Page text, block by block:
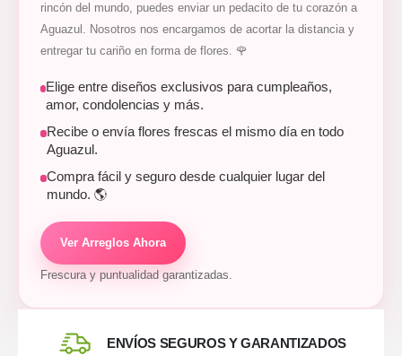
rincón del mundo, puedes enviar un pedacito de tu corazón a
Aguazul. Nosotros nos encargamos de acortar la distancia y
entregar tu cariño en forma de flores. 🌹
Elige entre diseños exclusivos para cumpleaños,
amor, condolencias y más.
Recibe o envía flores frescas el mismo día en todo
Aguazul.
Compra fácil y seguro desde cualquier lugar del
mundo. 🌎
Ver Arreglos Ahora
Frescura y puntualidad garantizadas.
ENVÍOS SEGUROS Y GARANTIZADOS